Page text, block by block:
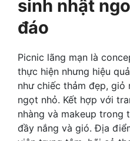
sinh nhật
đáo
Picnic lãng mạn là
thực hiện nhưng hiệu
như chiếc thảm đẹp, giỏ
ngọt nhỏ. Kết hợp với
nhàng và makeup trong
đầy nắng và gió. Địa